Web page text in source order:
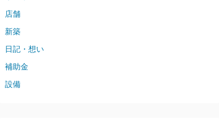
店舗
新築
日記・想い
補助金
設備